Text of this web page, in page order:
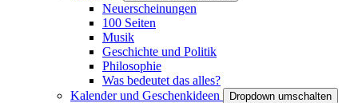
Neuerscheinungen
100 Seiten
Musik
Geschichte und Politik
Philosophie
Was bedeutet das alles?
Kalender und Geschenkideen
Dropdown umschalten